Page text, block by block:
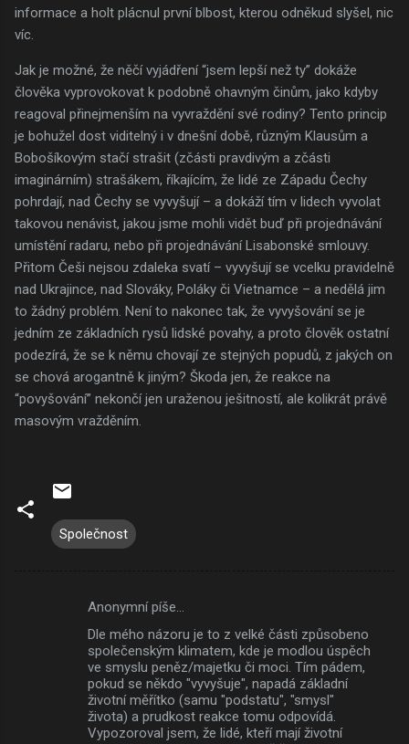
informace a holt plácnul první blbost, kterou odněkud slyšel, nic
víc.
Jak je možné, že něčí vyjádření “jsem lepší než ty” dokáže
člověka vyprovokovat k podobně ohavným činům, jako kdyby
reagoval přinejmenším na vyvraždění své rodiny? Tento princip
je bohužel dost viditelný i v dnešní době, různým Klausům a
Bobošíkovým stačí strašit (zčásti pravdivým a zčásti
imaginárním) strašákem, říkajícím, že lidé ze Západu Čechy
pohrdají, nad Čechy se vyvyšují – a dokáží tím v lidech vyvolat
takovou nenávist, jakou jsme mohli vidět buď při projednávání
umístění radaru, nebo při projednávání Lisabonské smlouvy.
Přitom Češi nejsou zdaleka svatí – vyvyšují se vcelku pravidelně
nad Ukrajince, nad Slováky, Poláky či Vietnamce – a nedělá jim
to žádný problém. Není to nakonec tak, že vyvyšování se je
jedním ze základních rysů lidské povahy, a proto člověk ostatní
podezírá, že se k němu chovají ze stejných popudů, z jakých on
se chová arogantně k jiným? Škoda jen, že reakce na
“povyšování” nekončí jen uraženou ješitností, ale kolikrát právě
masovým vražděním.
Společnost
Anonymní píše…
Dle mého názoru je to z velké části způsobeno
společenským klimatem, kde je modlou úspěch
ve smyslu peněz/majetku či moci. Tím pádem,
pokud se někdo "vyvyšuje", napadá základní
životní měřítko (samu "podstatu", "smysl"
života) a prudkost reakce tomu odpovídá.
Vypozoroval jsem, že lidé, kteří mají životní